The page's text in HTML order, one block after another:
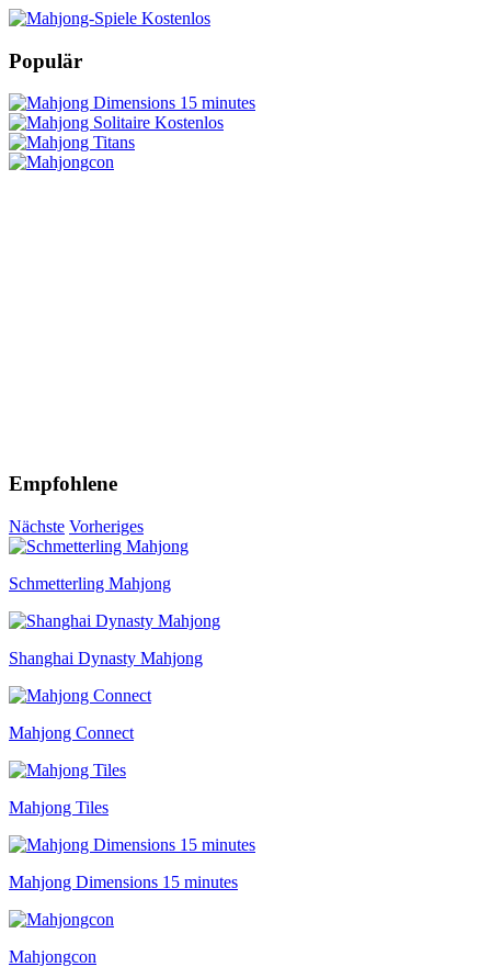
Populär
Empfohlene
Nächste Vorheriges
Schmetterling Mahjong
Shanghai Dynasty Mahjong
Mahjong Connect
Mahjong Tiles
Mahjong Dimensions 15 minutes
Mahjongcon